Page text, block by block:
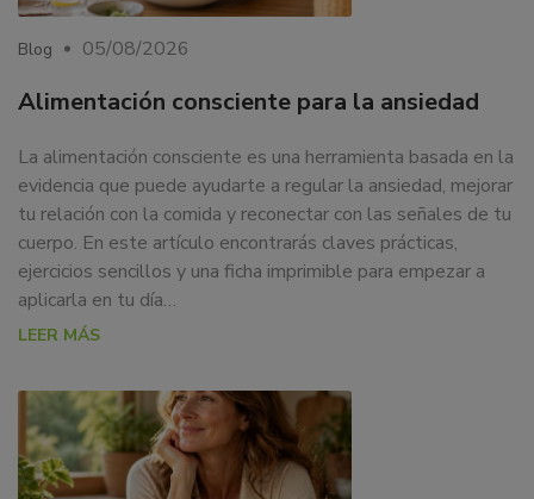
Blog 05/08/2026
Alimentación consciente para la ansiedad
La alimentación consciente es una herramienta basada en la
evidencia que puede ayudarte a regular la ansiedad, mejorar
tu relación con la comida y reconectar con las señales de tu
cuerpo. En este artículo encontrarás claves prácticas,
ejercicios sencillos y una ficha imprimible para empezar a
aplicarla en tu día…
LEER MÁS